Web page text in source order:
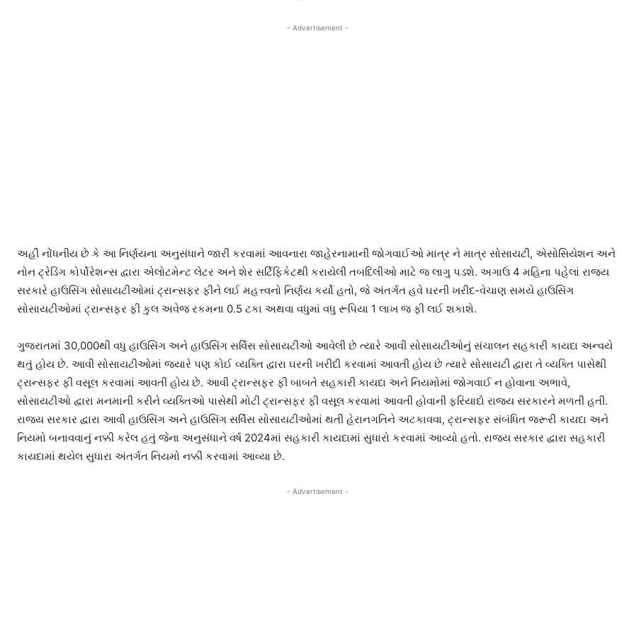
- Advertisement -
અહીં નોંધનીય છે કે આ નિર્ણયના અનુસંધાને જારી કરવામાં આવનારા જાહેરનામાની જોગવાઈઓ માત્ર ને માત્ર સોસાયટી, એસોસિયેશન અને
નોન ટ્રેડિંગ કોર્પોરેશન્સ દ્વારા એલોટમેન્ટ લેટર અને શેર સર્ટિફિકેટથી કરાયેલી તબદિલીઓ માટે જ લાગુ પડશે. અગાઉ 4 મહિના પહેલાં રાજ્ય
સરકારે હાઉસિંગ સોસાયટીઓમાં ટ્રાન્સફર ફીને લઈ મહત્ત્વનો નિર્ણય કર્યો હતો, જે અંતર્ગત હવે ઘરની ખરીદ-વેચાણ સમયે હાઉસિંગ
સોસાયટીઓમાં ટ્રાન્સફર ફી કુલ અવેજ રકમના 0.5 ટકા અથવા વધુમાં વધુ રૂપિયા 1 લાખ જ ફી લઈ શકાશે.
ગુજરાતમાં 30,000થી વધુ હાઉસિંગ અને હાઉસિંગ સર્વિસ સોસાયટીઓ આવેલી છે ત્યારે આવી સોસાયટીઓનું સંચાલન સહકારી કાયદા અન્વયે
થતું હોય છે. આવી સોસાયટીઓમાં જ્યારે પણ કોઈ વ્યક્તિ દ્વારા ઘરની ખરીદી કરવામાં આવતી હોય છે ત્યારે સોસાયટી દ્વારા તે વ્યક્તિ પાસેથી
ટ્રાન્સફર ફી વસૂલ કરવામાં આવતી હોય છે. આવી ટ્રાન્સફર ફી બાબતે સહકારી કાયદા અને નિયમોમાં જોગવાઈ ન હોવાના અભાવે,
સોસાયટીઓ દ્વારા મનમાની કરીને વ્યક્તિઓ પાસેથી મોટી ટ્રાન્સફર ફી વસૂલ કરવામાં આવતી હોવાની ફરિયાદો રાજ્ય સરકારને મળતી હતી.
રાજ્ય સરકાર દ્વારા આવી હાઉસિંગ અને હાઉસિંગ સર્વિસ સોસાયટીઓમાં થતી હેરાનગતિને અટકાવવા, ટ્રાન્સફર સંબંધિત જરૂરી કાયદા અને
નિયમો બનાવવાનું નક્કી કરેલ હતું જેના અનુસંધાને વર્ષ 2024માં સહકારી કાયદામાં સુધારો કરવામાં આવ્યો હતો. રાજ્ય સરકાર દ્વારા સહકારી
કાયદામાં થયેલ સુધારા અંતર્ગત નિયમો નક્કી કરવામાં આવ્યા છે.
- Advertisement -